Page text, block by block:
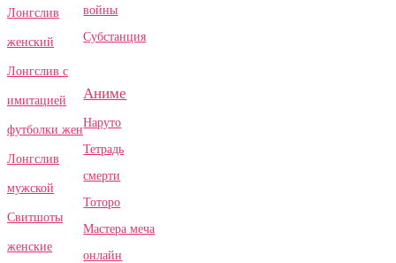
Лонгслив
женский
Лонгслив с
имитацией
футболки жен
Лонгслив
мужской
Свитшоты
женские
войны
Субстанция
Аниме
Наруто
Тетрадь
смерти
Тоторо
Мастера меча
онлайн